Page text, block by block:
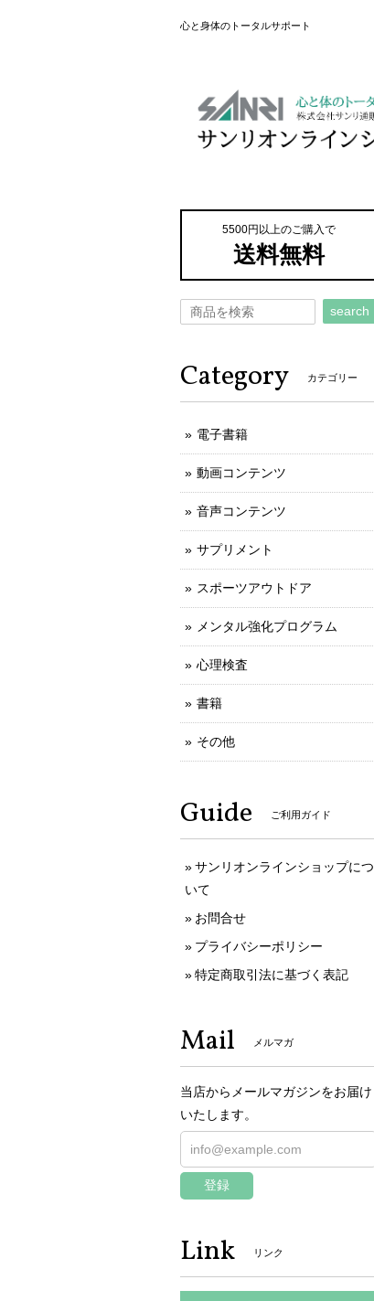
心と身体のトータルサポート
5500円以上のご購入で
送料無料
search
Category カテゴリー
電子書籍
動画コンテンツ
音声コンテンツ
サプリメント
スポーツアウトドア
メンタル強化プログラム
心理検査
書籍
その他
Guide ご利用ガイド
サンリオンラインショップにつ
いて
お問合せ
プライバシーポリシー
特定商取引法に基づく表記
Mail メルマガ
当店からメールマガジンをお届け
いたします。
登録
Link リンク